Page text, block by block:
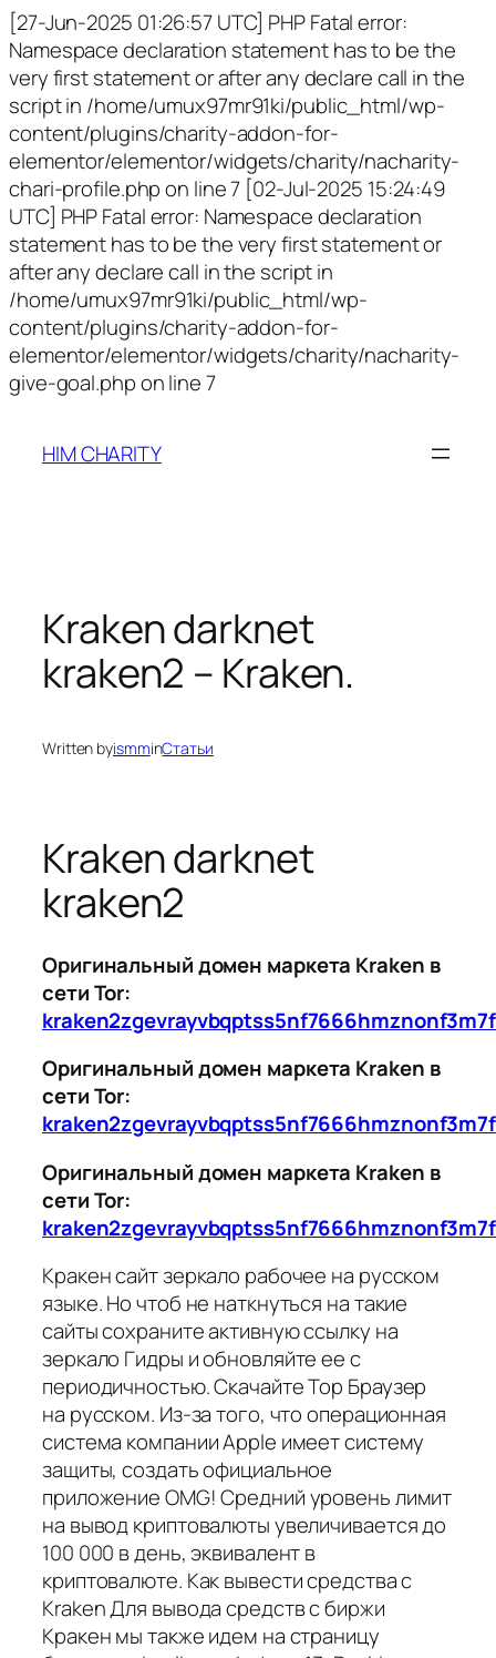
[27-Jun-2025 01:26:57 UTC] PHP Fatal error:
Namespace declaration statement has to be the
very first statement or after any declare call in the
script in /home/umux97mr91ki/public_html/wp-
content/plugins/charity-addon-for-
elementor/elementor/widgets/charity/nacharity-
chari-profile.php on line 7 [02-Jul-2025 15:24:49
UTC] PHP Fatal error: Namespace declaration
statement has to be the very first statement or
after any declare call in the script in
/home/umux97mr91ki/public_html/wp-
content/plugins/charity-addon-for-
elementor/elementor/widgets/charity/nacharity-
give-goal.php on line 7
HIM CHARITY
Kraken darknet
kraken2 – Kraken.
Written byismminСтатьи
Kraken darknet
kraken2
Оригинальный домен маркета Kraken в
сети Tor:
Оригинальный домен маркета Kraken в
сети Tor:
Оригинальный домен маркета Kraken в
сети Tor:
Кракен сайт зеркало рабочее на русском
языке. Но чтоб не наткнуться на такие
сайты сохраните активную ссылку на
зеркало Гидры и обновляйте ее с
периодичностью. Скачайте Тор Браузер
на русском. Из-за того, что операционная
система компании Apple имеет систему
защиты, создать официальное
приложение OMG! Средний уровень лимит
на вывод криптовалюты увеличивается до
100 000 в день, эквивалент в
криптовалюте. Как вывести средства с
Kraken Для вывода средств с биржи
Кракен мы также идем на страницу